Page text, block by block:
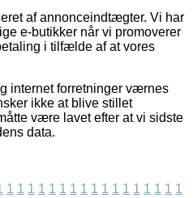
af annonceindtægter. Vi har
e-butikker når vi promoverer
i tilfælde af at vores
internet forretninger værnes
ikke at blive stillet
være lavet efter at vi sidste
data.
1 1 1 1 1 1 1 1 1 1 1 1 1 1 1 1 1